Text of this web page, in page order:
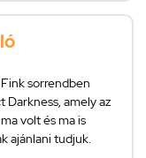
sorrendben
Darkness, amely az
volt és ma is
ajánlani tudjuk.